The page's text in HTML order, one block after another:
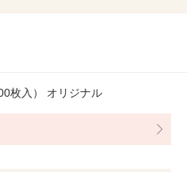
枚入） オリジナル